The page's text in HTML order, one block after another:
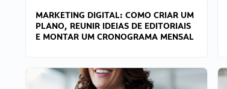
MARKETING DIGITAL: COMO CRIAR UM
PLANO, REUNIR IDEIAS DE EDITORIAIS
E MONTAR UM CRONOGRAMA MENSAL